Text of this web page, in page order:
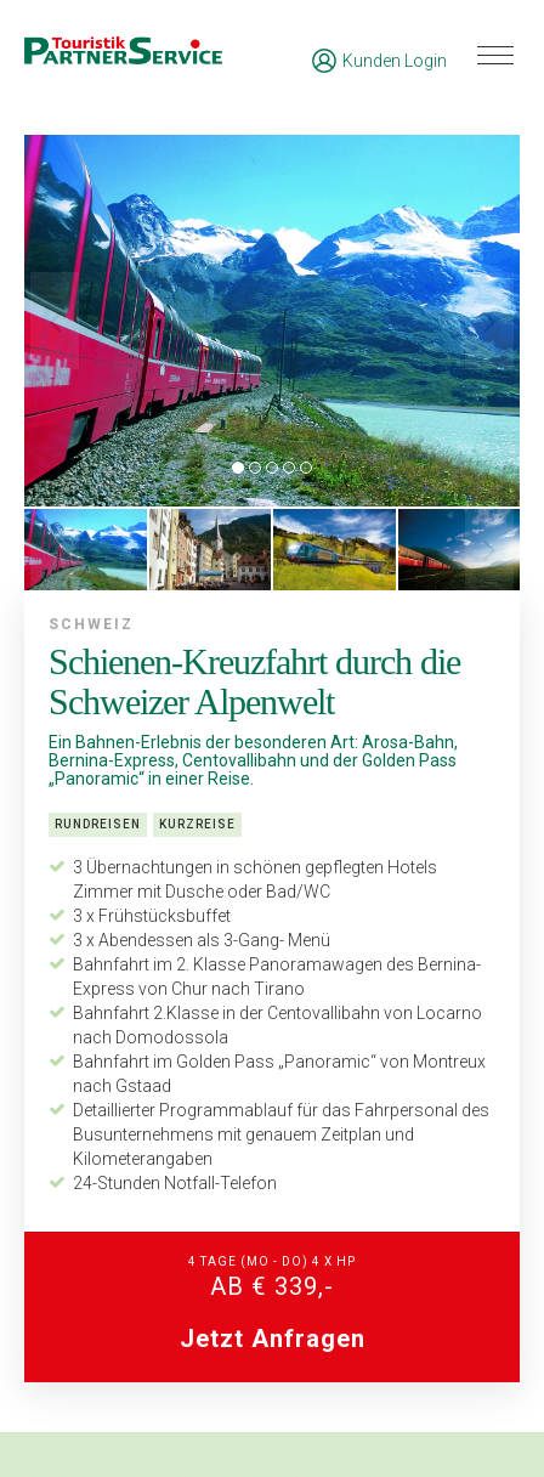
Kunden Login
SCHWEIZ
Schienen-Kreuzfahrt durch die
Schweizer Alpenwelt
Ein Bahnen-Erlebnis der besonderen Art: Arosa-Bahn,
Bernina-Express, Centovallibahn und der Golden Pass
„Panoramic“ in einer Reise.
RUNDREISEN KURZREISE
3 Übernachtungen in schönen gepflegten Hotels
Zimmer mit Dusche oder Bad/WC
3 x Frühstücksbuffet
3 x Abendessen als 3-Gang- Menü
Bahnfahrt im 2. Klasse Panoramawagen des Bernina-
Express von Chur nach Tirano
Bahnfahrt 2.Klasse in der Centovallibahn von Locarno
nach Domodossola
Bahnfahrt im Golden Pass „Panoramic“ von Montreux
nach Gstaad
Detaillierter Programmab­lauf für das Fahrpersonal des
Bus­unternehmens mit genauem Zeitplan und
Kilometerangaben
24-Stunden Notfall-Telefon
4 TAGE (MO - DO) 4 X HP
AB € 339,-
Jetzt Anfragen